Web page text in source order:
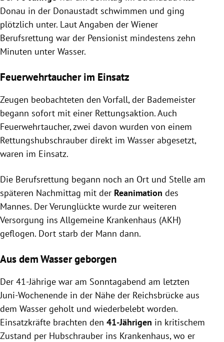
Donau in der Donaustadt schwimmen und ging
plötzlich unter. Laut Angaben der Wiener
Berufsrettung war der Pensionist mindestens zehn
Minuten unter Wasser.
Feuerwehrtaucher im Einsatz
Zeugen beobachteten den Vorfall, der Bademeister
begann sofort mit einer Rettungsaktion. Auch
Feuerwehrtaucher, zwei davon wurden von einem
Rettungshubschrauber direkt im Wasser abgesetzt,
waren im Einsatz.
Die Berufsrettung begann noch an Ort und Stelle am
späteren Nachmittag mit der Reanimation des
Mannes. Der Verunglückte wurde zur weiteren
Versorgung ins Allgemeine Krankenhaus (AKH)
geflogen. Dort starb der Mann dann.
Aus dem Wasser geborgen
Der 41-Jährige war am Sonntagabend am letzten
Juni-Wochenende in der Nähe der Reichsbrücke aus
dem Wasser geholt und wiederbelebt worden.
Einsatzkräfte brachten den 41-Jährigen in kritischem
Zustand per Hubschrauber ins Krankenhaus, wo er